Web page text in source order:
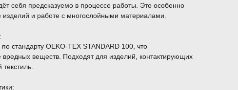
себя предсказуемо в процессе работы. Это особенно
изделий и работе с многослойными материалами.
стандарту OEKO-TEX STANDARD 100, что
вредных веществ. Подходят для изделий, контактирующих